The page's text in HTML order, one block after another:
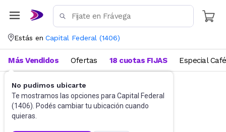
Estás en Capital Federal (1406)
No pudimos ubicarte
Te mostramos las opciones para Capital Federal
(1406). Podés cambiar tu ubicación cuando
quieras.
Más Vendidos Ofertas 18 cuotas FIJAS Especial Café
Juegos de aire libre